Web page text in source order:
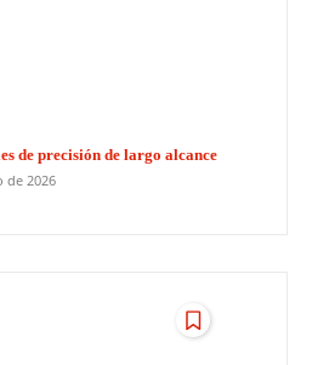
de precisión de largo alcance
de 2026